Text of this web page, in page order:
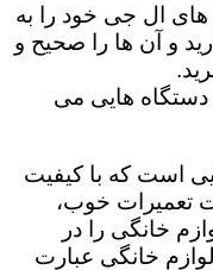
های ال جی خود را به
و آن ها را صحیح و
هایی می
است که با کیفیت
تعمیرات خوب،
خانگی را در
لوازم خانگی عبارت